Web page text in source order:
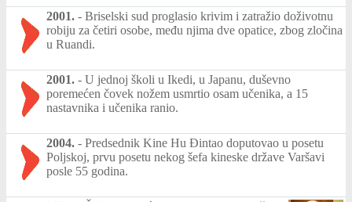
2001. - Briselski sud proglasio krivim i zatražio doživotnu
robiju za četiri osobe, među njima dve opatice, zbog zločina
u Ruandi.
2001. - U jednoj školi u Ikedi, u Japanu, duševno
poremećen čovek nožem usmrtio osam učenika, a 15
nastavnika i učenika ranio.
2004. - Predsednik Kine Hu Đintao doputovao u posetu
Poljskoj, prvu posetu nekog šefa kineske države Varšavi
posle 55 godina.